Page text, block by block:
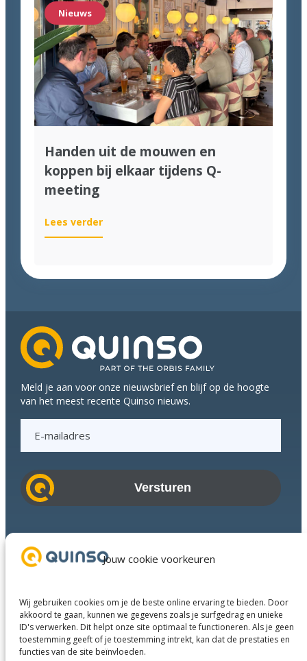
Jouw cookie voorkeuren
Wij gebruiken cookies om je de beste online ervaring te bieden. Door
akkoord te gaan, kunnen we gegevens zoals je surfgedrag en unieke
ID's verwerken. Dit helpt onze site optimaal te functioneren. Als je geen
toestemming geeft of je toestemming intrekt, kan dat de prestaties en
functies van de site beïnvloeden.
voor
de
Computable
Awards
2026!
Nieuws
Handen uit de mouwen en
koppen bij elkaar tijdens Q-
meeting
Lees verder:
Handen
mouwen
elkaar
tijdens
Q-
meeting
Meld je aan voor onze nieuwsbrief en blijf op de hoogte
van het meest recente Quinso nieuws.
a
i
a
d
r
s
Succesverhalen
Over ons
Businesspartners
Contact